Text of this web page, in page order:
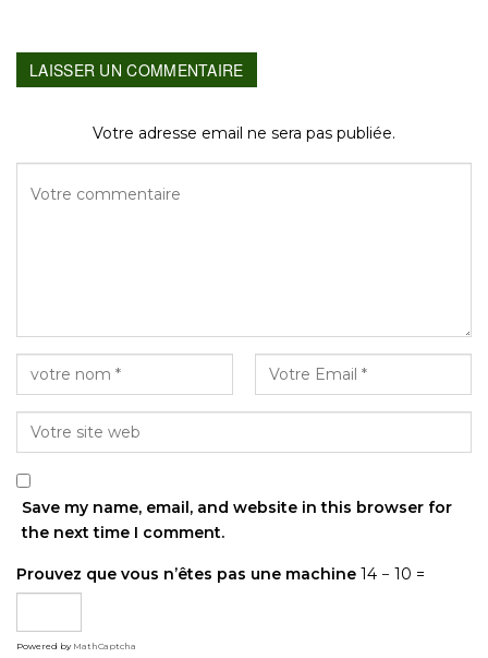
LAISSER UN COMMENTAIRE
Votre adresse email ne sera pas publiée.
Save my name, email, and website in this browser for
the next time I comment.
Prouvez que vous n’êtes pas une machine 14 − 10 =
Powered by MathCaptcha